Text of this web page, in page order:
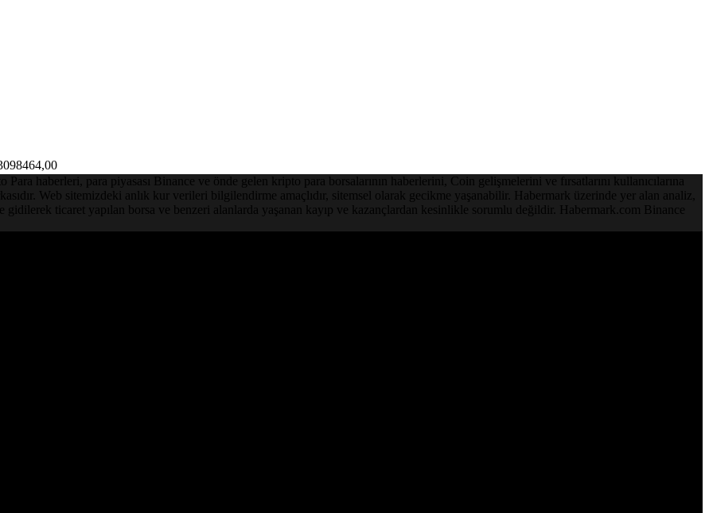
haberleri, para piyasası Binance ve önde gelen kripto para borsalarının haberlerini, Coin gelişmelerini ve fırsatlarını kullanıcılarına
Web sitemizdeki anlık kur verileri bilgilendirme amaçlıdır, sitemsel olarak gecikme yaşanabilir. Habermark üzerinde yer alan analiz,
ticaret yapılan borsa ve benzeri alanlarda yaşanan kayıp ve kazançlardan kesinlikle sorumlu değildir. Habermark.com Binance